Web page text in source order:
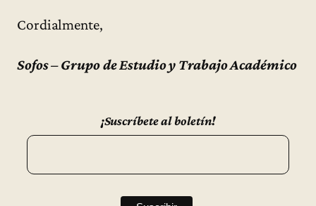
Cordialmente,
Sofos – Grupo de Estudio y Trabajo Académico
¡Suscríbete al boletín!